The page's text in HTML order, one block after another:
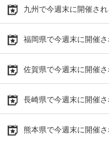
九州で今週末に開催さ
福岡県で今週末に開催
佐賀県で今週末に開催
長崎県で今週末に開催
熊本県で今週末に開催